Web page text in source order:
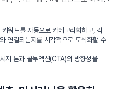
워드를 자동으로 카테고리화하고, 각
연결되는지를 시각적으로 도식화할 수
지 톤과 콜투액션(CTA)의 방향성을